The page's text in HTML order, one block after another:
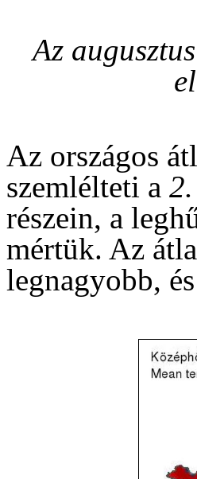
Az
Az országos
szemlélteti a
részein, a
mértük. Az
legnagyobb,